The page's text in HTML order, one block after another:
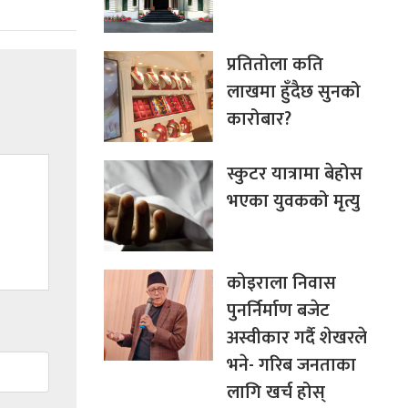
प्रतितोला कति
लाखमा हुँदैछ सुनको
कारोबार?
स्कुटर यात्रामा बेहोस
भएका युवकको मृत्यु
कोइराला निवास
पुनर्निर्माण बजेट
अस्वीकार गर्दै शेखरले
भने- गरिब जनताका
लागि खर्च होस्